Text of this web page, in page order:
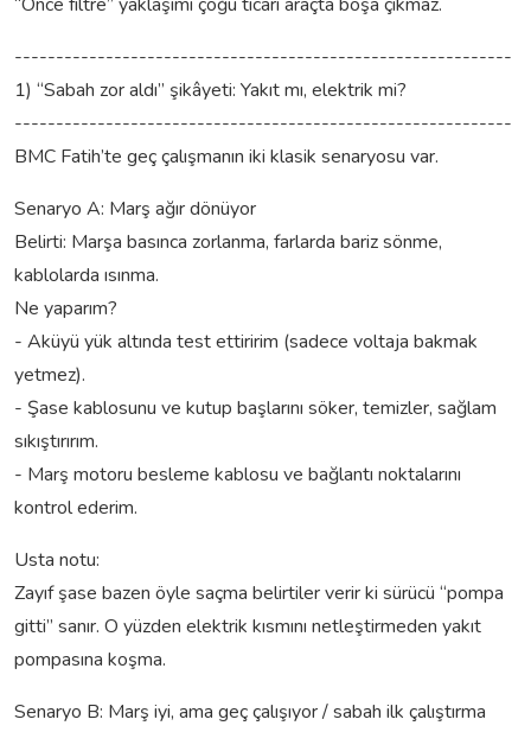
------------------------------------------------------------
1) “Sabah zor aldı” şikâyeti: Yakıt mı, elektrik mi?
------------------------------------------------------------
BMC Fatih’te geç çalışmanın iki klasik senaryosu var.
Senaryo A: Marş ağır dönüyor
Belirti: Marşa basınca zorlanma, farlarda bariz sönme,
kablolarda ısınma.
Ne yaparım?
- Aküyü yük altında test ettiririm (sadece voltaja bakmak
yetmez).
- Şase kablosunu ve kutup başlarını söker, temizler, sağlam
sıkıştırırım.
- Marş motoru besleme kablosu ve bağlantı noktalarını
kontrol ederim.
Usta notu:
Zayıf şase bazen öyle saçma belirtiler verir ki sürücü “pompa
gitti” sanır. O yüzden elektrik kısmını netleştirmeden yakıt
pompasına koşma.
Senaryo B: Marş iyi, ama geç çalışıyor / sabah ilk çalıştırma